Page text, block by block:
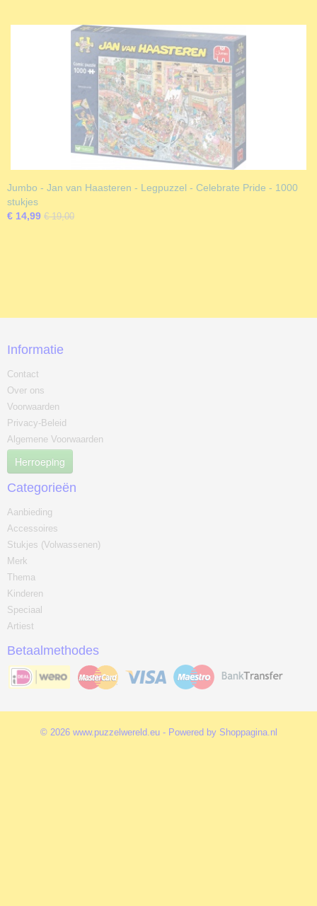
Jumbo - Jan van Haasteren - Legpuzzel - Celebrate Pride - 1000
stukjes
€ 14,99 € 19,00
Informatie
Contact
Over ons
Voorwaarden
Privacy-Beleid
Algemene Voorwaarden
Herroeping
Categorieën
Aanbieding
Accessoires
Stukjes (Volwassenen)
Merk
Thema
Kinderen
Speciaal
Artiest
Betaalmethodes
© 2026 www.puzzelwereld.eu - Powered by Shoppagina.nl